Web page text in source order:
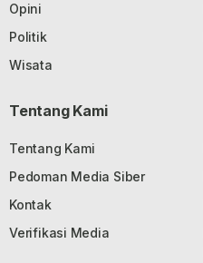
Opini
Politik
Wisata
Tentang Kami
Tentang Kami
Pedoman Media Siber
Kontak
Verifikasi Media